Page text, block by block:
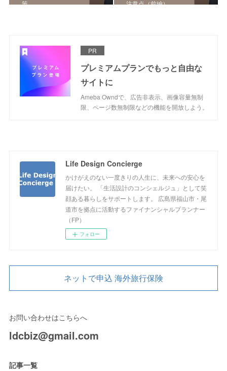
策 注意点（前編）
PR
プレミアムプランでもっと自由な
サイトに
Ameba Owndで、広告非表示、画像容量無制
限、ページ数無制限などの機能を開放しよう。
Life Design Concierge
かけがえのない一度きりの人生に、未来への安心を
届けたい。 「生活設計のコンシェルジュ」として笑
顔ある暮らしをサポートします。 広島県福山市・尾
道市を拠点に活動するファイナンシャルプランナー
（FP）
フォロー
ネットで申込 海外旅行保険
お問い合わせはこちらへ
ldcbiz@gmail.com
記事一覧